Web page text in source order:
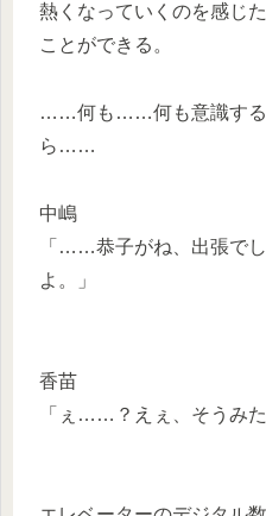
熱くなっていくのを感じ
ことができる。
……何も……何も意識する
ら……
中嶋
「……恭子がね、出張で
よ。」
香苗
「ぇ……？えぇ、そうみた